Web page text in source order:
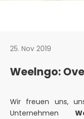
25. Nov 2019
Weelngo:
Wir freuen uns,
Unternehmen